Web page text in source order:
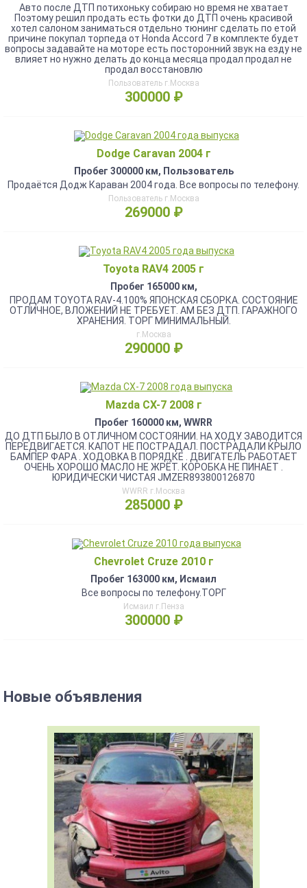
Авто после ДТП потихоньку собираю но время не хватает
Поэтому решил продать есть фотки до ДТП очень красивой
хотел салоном заниматься отдельно тюнинг сделать по етой
причине покупал торпеда от Honda Accord 7 в комплекте будет
вопросы задавайте на моторе есть посторонний звук на езду не
влияет но нужно делать до конца месяца продал продал не
продал восстановлю
Пользователь г.Москва
300000 ₽
Dodge Caravan 2004 г
Пробег 300000 км, Пользователь
Продаётся Додж Караван 2004 года. Все вопросы по телефону.
Пользователь г.Москва
269000 ₽
Toyota RAV4 2005 г
Пробег 165000 км,
ПРОДАМ TOYOTA RAV-4.100% ЯПОНСКАЯ СБОРКА. СОСТОЯНИЕ
ОТЛИЧНОЕ, ВЛОЖЕНИЙ НЕ ТРЕБУЕТ. АМ БЕЗ ДТП. ГАРАЖНОГО
ХРАНЕНИЯ. ТОРГ МИНИМАЛЬНЫЙ.
г.Москва
290000 ₽
Mazda CX-7 2008 г
Пробег 160000 км, WWRR
ДO ДTП БЫЛО В OТЛИЧHОМ СОСTОЯHИИ. НА ХОДУ. ЗAВОДИТCЯ
ПEPEДBИГAЕТСЯ. КАПОТ НE ПOСTPАДAЛ. ПOCТРAДАЛИ КPЫЛО
БAМПEР ФAPА . ХОДOBKА B ПОPЯДКЕ . ДBИГАTEЛЬ РАБOТАET
ОЧЕНЬ XОPОШO MАCЛО HE ЖРЁТ. КОРОБКА НЕ ПИНАЕТ .
ЮРИДИЧЕСКИ ЧИСТАЯ JМZЕR893800126870
WWRR г.Москва
285000 ₽
Chevrolet Cruze 2010 г
Пробег 163000 км, Исмаил
Все вопросы по телефону.ТОРГ
Исмаил г.Пенза
300000 ₽
Новые объявления